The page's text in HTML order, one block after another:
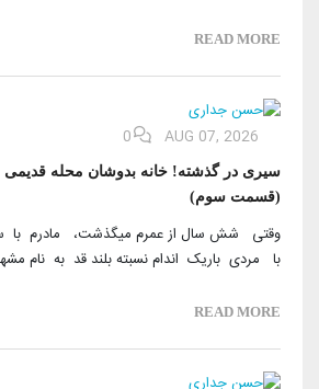
شعبه لر و تمثیلچیلر
مرکزی شورا
ویدئو‌ها
READ MORE
AUG 07, 2026
0
سیری در گذشته! خانه بدوشان محله
(قسمت سوم)
وقتی شش سال از عمرم میگذشت، مادرم با
با مردی باریک اندام نسبته بلند قد به نام
READ MORE